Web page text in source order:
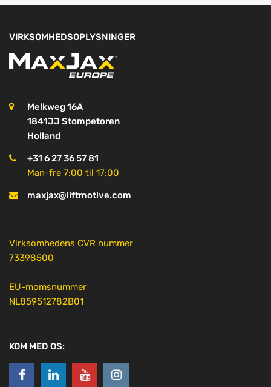
VIRKSOMHEDSOPLYSNINGER
Melkweg 16A
1841JJ Stompetoren
Holland
+31 6 27 36 57 81
Man-fre 7:00 til 17:00
maxjax@liftmotive.com
Virksomhedens CVR nummer
73398500
EU-momsnummer
NL859512782B01
KOM MED OS: